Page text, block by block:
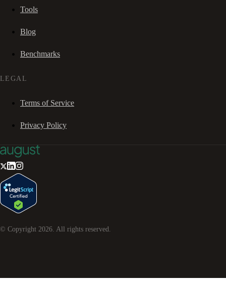
Tools
Blog
Benchmarks
LEGAL
Terms of Service
Privacy Policy
© Copyright 2026. All rights reserved.